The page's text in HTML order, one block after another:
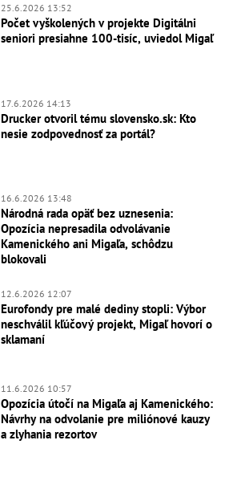
25.6.2026 13:52
Počet vyškolených v projekte Digitálni
seniori presiahne 100-tisíc, uviedol Migaľ
17.6.2026 14:13
Drucker otvoril tému slovensko.sk: Kto
nesie zodpovednosť za portál?
16.6.2026 13:48
Národná rada opäť bez uznesenia:
Opozícia nepresadila odvolávanie
Kamenického ani Migaľa, schôdzu
blokovali
12.6.2026 12:07
Eurofondy pre malé dediny stopli: Výbor
neschválil kľúčový projekt, Migaľ hovorí o
sklamaní
11.6.2026 10:57
Opozícia útočí na Migaľa aj Kamenického:
Návrhy na odvolanie pre miliónové kauzy
a zlyhania rezortov